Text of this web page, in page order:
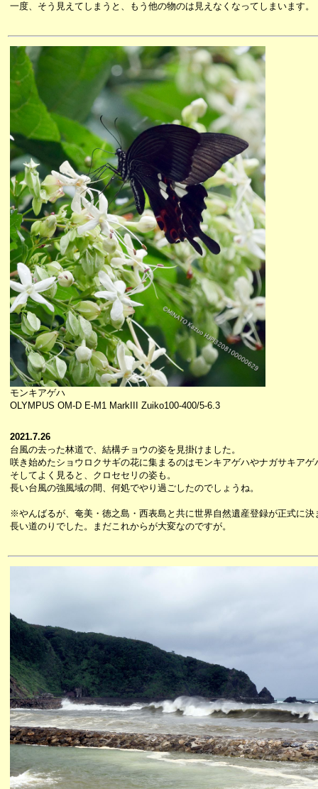
一度、そう見えてしまうと、もう他の物のは見えなくなってしまいます。
モンキアゲハ
OLYMPUS OM-D E-M1 MarkIII Zuiko100-400/5-6.3
2021.7.26
台風の去った林道で、結構チョウの姿を見掛けました。
咲き始めたショウロクサギの花に集まるのはモンキアゲハやナガサキアゲ
そしてよく見ると、クロセセリの姿も。
長い台風の強風域の間、何処でやり過ごしたのでしょうね。
※やんばるが、奄美・徳之島・西表島と共に世界自然遺産登録が正式に決
長い道のりでした。まだこれからが大変なのですが。